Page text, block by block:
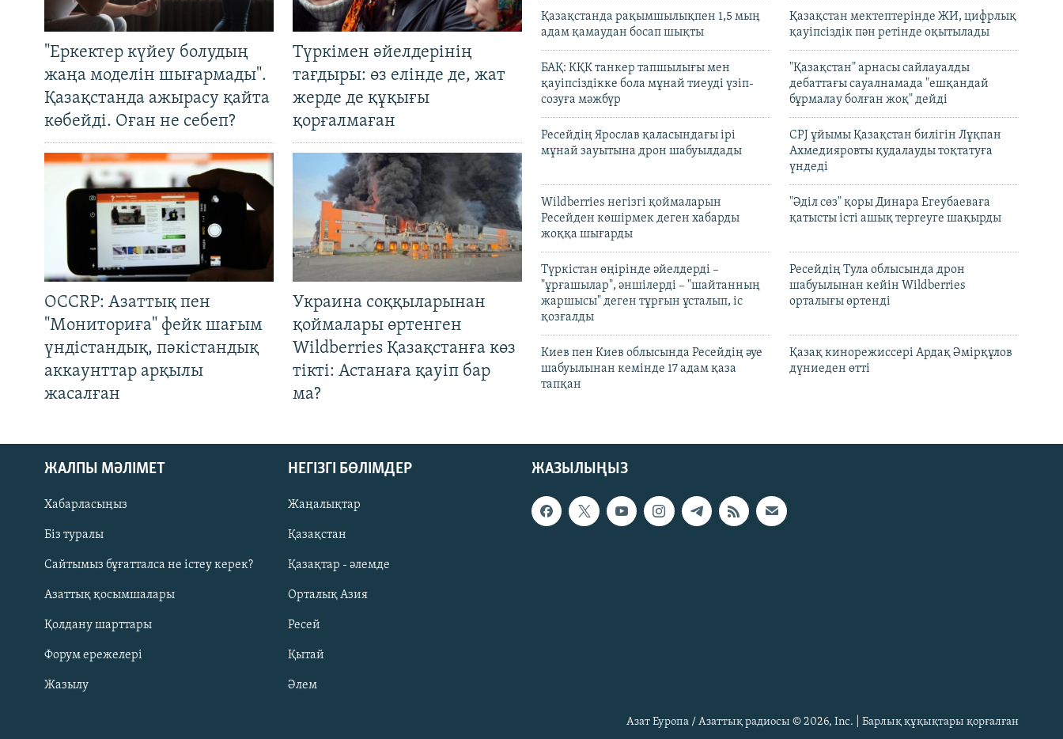
Русский
ЖАЗЫЛЫҢЫЗ
"Еркектер күйеу болудың
жаңа моделін шығармады".
Қазақстанда ажырасу қайта
көбейді. Оған не себеп?
Түркімен әйелдерінің
тағдыры: өз елінде де, жат
жерде де құқығы
қорғалмаған
OCCRP: Азаттық пен
"Мониториға" фейк шағым
үндістандық, пәкістандық
аккаунттар арқылы
жасалған
Украина соққыларынан
қоймалары өртенген
Wildberries Қазақстанға көз
тікті: Астанаға қауіп бар
ма?
Қазақстанда рақымшылықпен 1,5 мың
адам қамаудан босап шықты
Қазақстан мектептерінде ЖИ, цифрлық
қауіпсіздік пән ретінде оқытылады
БАҚ: КҚК танкер тапшылығы мен
қауіпсіздікке бола мұнай тиеуді үзіп-
созуға мәжбүр
"Қазақстан" арнасы сайлауалды
дебаттағы сауалнамада "ешқандай
бұрмалау болған жоқ" дейді
Ресейдің Ярослав қаласындағы ірі
мұнай зауытына дрон шабуылдады
CPJ ұйымы Қазақстан билігін Лұқпан
Ахмедияровты қудалауды тоқтатуға
үндеді
Wildberries негізгі қоймаларын
Ресейден көшірмек деген хабарды
жоққа шығарды
"Әділ сөз" қоры Динара Егеубаеваға
қатысты істі ашық тергеуге шақырды
Түркістан өңірінде әйелдерді –
"ұрғашылар", әншілерді – "шайтанның
жаршысы" деген тұрғын ұсталып, іс
қозғалды
Ресейдің Тула облысында дрон
шабуылынан кейін Wildberries
орталығы өртенді
Киев пен Киев облысында Ресейдің әуе
шабуылынан кемінде 17 адам қаза
тапқан
Қазақ кинорежиссері Ардақ Әмірқұлов
дүниеден өтті
ЖАЗЫЛЫҢЫЗ
ЖАЛПЫ МӘЛІМЕТ
Хабарласыңыз
Біз туралы
Сайтымыз бұғатталса не істеу керек?
Азаттық қосымшалары
Қолдану шарттары
Форум ережелері
Жазылу
НЕГІЗГІ БӨЛІМДЕР
Жаңалықтар
Қазақстан
Қазақтар - әлемде
Орталық Азия
Ресей
Қытай
Әлем
Азат Еуропа / Азаттық радиосы © 2026, Inc. | Барлық құқықтары қорғалған